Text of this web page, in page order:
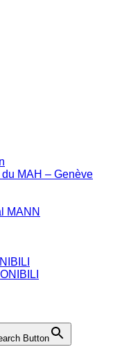
MAH – Genève
MANN
Button